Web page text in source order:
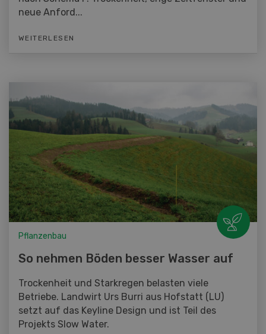
neue Anford...
WEITERLESEN
Pflanzenbau
So nehmen Böden besser Wasser auf
Trockenheit und Starkregen belasten viele
Betriebe. Landwirt Urs Burri aus Hofstatt (LU)
setzt auf das Keyline Design und ist Teil des
Projekts Slow Water.